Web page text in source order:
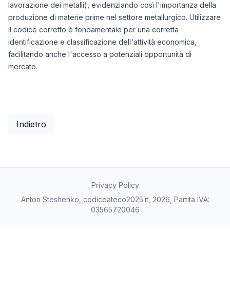
lavorazione dei metalli), evidenziando così l'importanza della
produzione di materie prime nel settore metallurgico. Utilizzare
il codice corretto è fondamentale per una corretta
identificazione e classificazione dell'attività economica,
facilitando anche l'accesso a potenziali opportunità di
mercato.
Indietro
Privacy Policy
Anton Steshenko, codiceateco2025.it, 2026, Partita IVA:
03565720046